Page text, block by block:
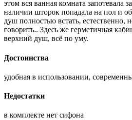
этом вся ванная комната запотевала
наличии шторок попадала на пол и
душ полностью встать, естественно,
говорить.. Здесь же герметичная
верхний душ, всё по уму.
Достоинства
удобная в использовании,
Недостатки
в комплекте нет сифона